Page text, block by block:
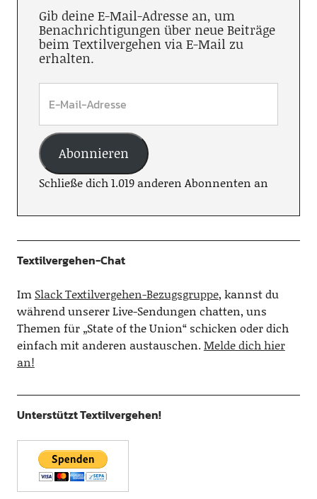
Gib deine E-Mail-Adresse an, um
Benachrichtigungen über neue Beiträge
beim Textilvergehen via E-Mail zu
erhalten.
Abonnieren
Schließe dich 1.019 anderen Abonnenten an
Textilvergehen-Chat
Im Slack Textilvergehen-Bezugsgruppe, kannst du
während unserer Live-Sendungen chatten, uns
Themen für „State of the Union“ schicken oder dich
einfach mit anderen austauschen.Melde dich hier
an!
Unterstützt Textilvergehen!